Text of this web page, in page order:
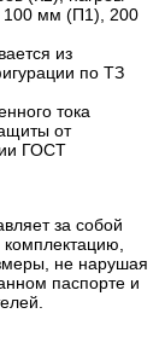
100 мм (П1), 200
из
по ТЗ
тока
от
ГОСТ
за собой
не нарушая
паспорте и